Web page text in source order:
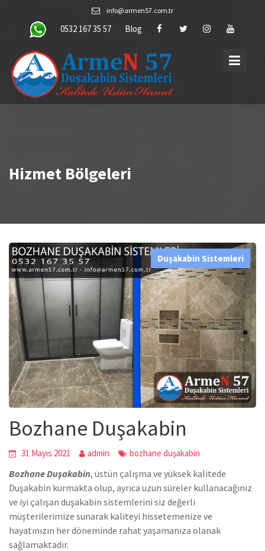
content
info@armen57.com.tr
0532 167 35 57 Blog
Hizmet Bölgeleri
Duşakabin Sistemleri
Bozhane Duşakabin
31 Mayıs 2021 admin bozhane duşakabin
Bozhane Duşakabin, üstün çalışma ve yüksek kalitede
Duşakabin kurmakta olup, ayrıca uzun süreler kullanacağınız
ve iyi çalışan duşakabin sistemlerini siz değerli
müşterilerimize sunarak kaliteyi hissetemenize ve
hayatınızın her döneminde rahat yaşamanıza olanak
sağlamaktadır.